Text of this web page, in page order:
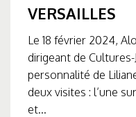
VERSAILLES
Le 18 février 2024,
dirigeant de
personnalité de
deux visites : l’une
et...